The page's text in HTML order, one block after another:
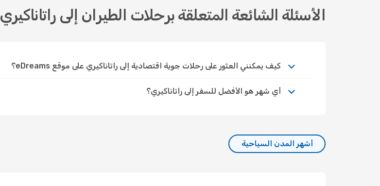
الأسئلة الشائعة المتعلقة برحلات الطيران إلى راتاناكيري
كيف يمكنني العثور على رحلات جوية اقتصادية إلى راتاناكيري على موقع eDreams؟
أي شهر هو الأفضل للسفر إلى راتاناكيري؟
أشهر المدن السياحية